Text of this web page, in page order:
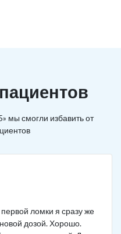
мы смогли избавить от
ломки я сразу же
дозой. Хорошо.